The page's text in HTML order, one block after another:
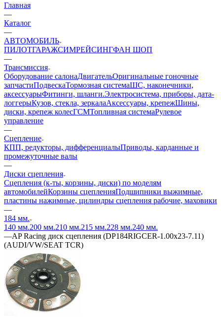
Главная
—
Каталог
—
АВТОМОБИЛЬ
ПИЛОТГАРАЖСИМРЕЙСИНГФАН ШОП
—
Трансмиссия
Оборудование салонаДвигательОригинальные гоночные
запчастиПодвескаТормозная системаШС, наконечники,
аксессуарыФитинги, шланги.Электросистема, приборы, дата-
логгерыКузов, стекла, зеркалаАксессуары, крепежШины,
диски, крепеж колесГСМТопливная системаРулевое
управление
—
Сцепление
КПП, редукторы, дифференциалыПриводы, карданные и
промежуточные валы
—
Диски сцепления
Сцепления (к-ты, корзины, диски) по моделям
автомобилейКорзины сцепленияПодшипники выжимные,
пластины нажимные, цилиндры сцепления рабочие, маховики
—
184 мм.
140 мм.200 мм.210 мм.215 мм.228 мм.240 мм.
—AP Racing диск сцепления (DP184RIGCER-1.00x23-7.11)
(AUDI/VW/SEAT TCR)